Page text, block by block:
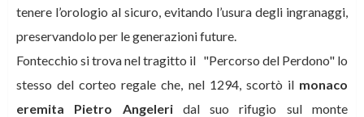
tenere l’orologio al sicuro, evitando l’usura degli ingranaggi,
preservandolo per le generazioni future.
Fontecchio si trova nel tragitto il "Percorso del Perdono" lo
stesso del corteo regale che, nel 1294, scortò il monaco
eremita Pietro Angeleridal suo rifugio sul monte